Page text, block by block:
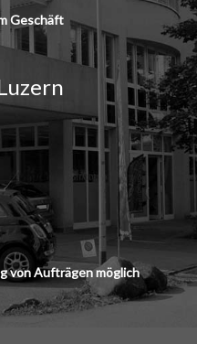
Geschäft
von Aufträgen möglich